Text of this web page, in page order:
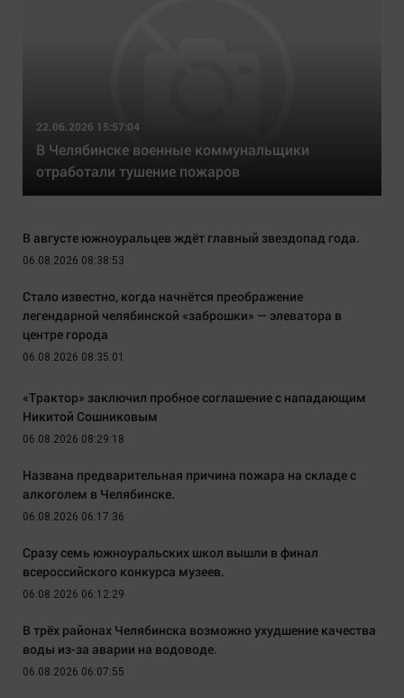
22.06.2026 15:57:04
В Челябинске военные коммунальщики
отработали тушение пожаров
В августе южноуральцев ждёт главный звездопад года.
06.08.2026 08:38:53
Стало известно, когда начнётся преображение
легендарной челябинской «заброшки» — элеватора в
центре города
06.08.2026 08:35:01
«Трактор» заключил пробное соглашение с нападающим
Никитой Сошниковым
06.08.2026 08:29:18
Названа предварительная причина пожара на складе с
алкоголем в Челябинске.
06.08.2026 06:17:36
Сразу семь южноуральских школ вышли в финал
всероссийского конкурса музеев.
06.08.2026 06:12:29
В трёх районах Челябинска возможно ухудшение качества
воды из-за аварии на водоводе.
06.08.2026 06:07:55